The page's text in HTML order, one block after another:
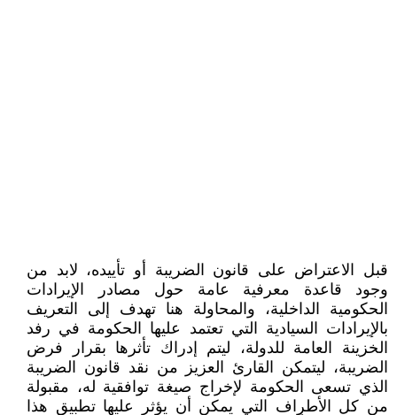
قبل الاعتراض على قانون الضريبة أو تأييده، لابد من
وجود قاعدة معرفية عامة حول مصادر الإيرادات
الحكومية الداخلية، والمحاولة هنا تهدف إلى التعريف
بالإيرادات السيادية التي تعتمد عليها الحكومة في رفد
الخزينة العامة للدولة، ليتم إدراك تأثرها بقرار فرض
الضريبة، ليتمكن القارئ العزيز من نقد قانون الضريبة
الذي تسعى الحكومة لإخراج صيغة توافقية له، مقبولة
من كل الأطراف التي يمكن أن يؤثر عليها تطبيق هذا